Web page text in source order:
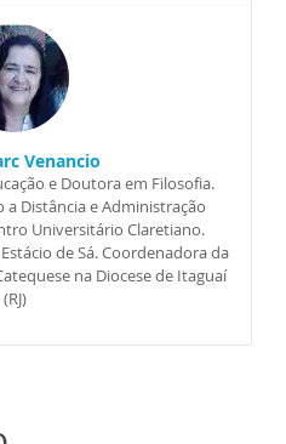
Venancio
e Doutora em Filosofia.
a Distância e Administração
Universitário Claretiano.
de Sá. Coordenadora da
na Diocese de Itaguaí
(RJ)